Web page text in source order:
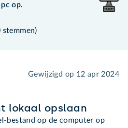
op.
stemmen)
Gewijzigd op 12 apr 2024
lokaal opslaan
bestand op de computer op